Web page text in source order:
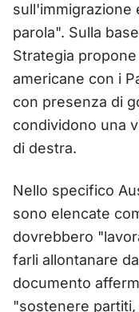
sull'immigrazione
parola". Sulla
Strategia
americane con i
con presenza di
condividono una
di destra.
Nello specifico
sono elencate
dovrebbero
farli allontanare
documento
"sostenere